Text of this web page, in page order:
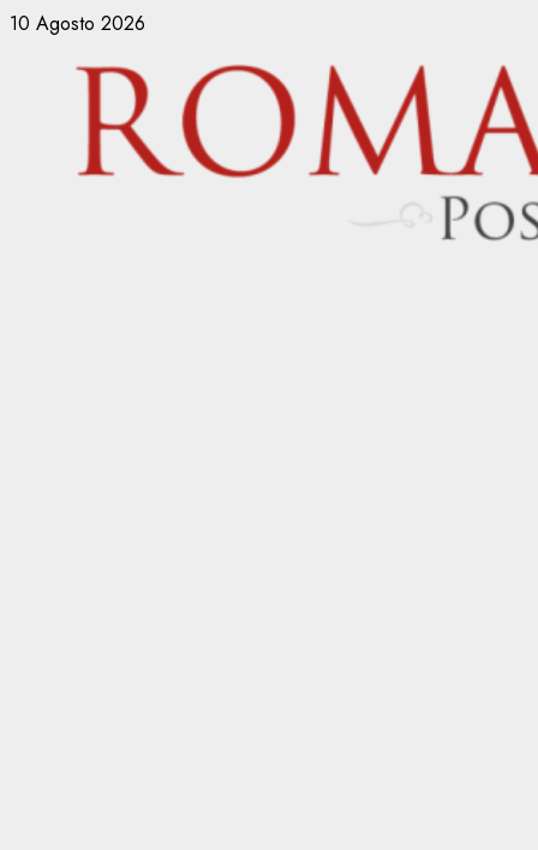
Vai
contenuto
10 Agosto 2026